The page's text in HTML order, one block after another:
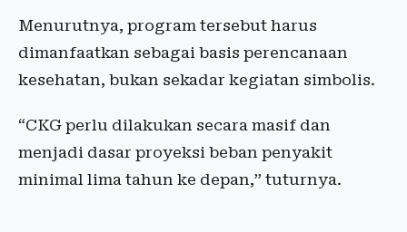
Menurutnya, program tersebut harus
dimanfaatkan sebagai basis perencanaan
kesehatan, bukan sekadar kegiatan simbolis.
“CKG perlu dilakukan secara masif dan
menjadi dasar proyeksi beban penyakit
minimal lima tahun ke depan,” tuturnya.